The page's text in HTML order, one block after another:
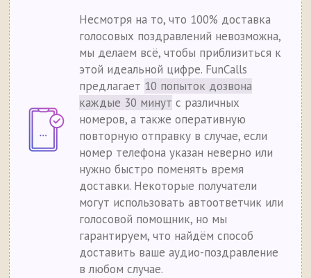
Несмотря на то, что 100% доставка
голосовых поздравлений невозможна,
мы делаем всё, чтобы приблизиться к
этой идеальной цифре. FunCalls
предлагает 10 попыток дозвона
каждые 30 минут с различных
номеров, а также оперативную
повторную отправку в случае, если
номер телефона указан неверно или
нужно быстро поменять время
доставки. Некоторые получатели
могут использовать автоответчик или
голосовой помощник, но мы
гарантируем, что найдём способ
доставить ваше аудио-поздравление
в любом случае.